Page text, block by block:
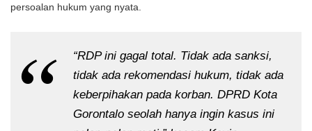
persoalan hukum yang nyata.
“RDP ini gagal total. Tidak ada sanksi,
tidak ada rekomendasi hukum, tidak ada
keberpihakan pada korban. DPRD Kota
Gorontalo seolah hanya ingin kasus ini